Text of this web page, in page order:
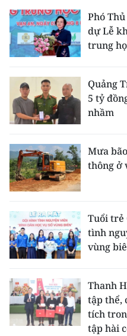
Phó
dự Lễ
trung
Quảng
5 tỷ
nhầm
Mưa
thông ở
Tuổi trẻ
tình
vùng
Thanh
tập thể,
tích
tập hài